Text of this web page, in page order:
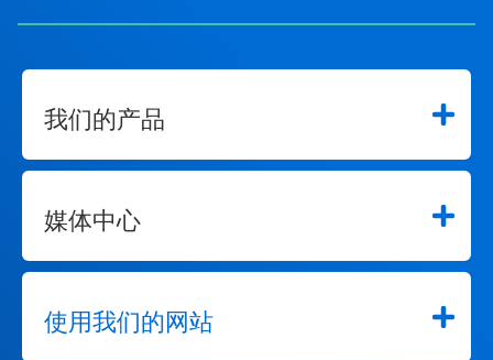
我们的产品
媒体中心
使用我们的网站